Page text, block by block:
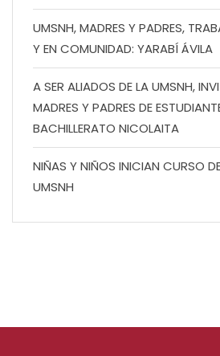
UMSNH, MADRES Y PADRES,
Y EN COMUNIDAD: YARABÍ ÁVILA
A SER ALIADOS DE LA UMSNH,
MADRES Y PADRES DE
BACHILLERATO NICOLAITA
NIÑAS Y NIÑOS INICIAN CURSO
UMSNH